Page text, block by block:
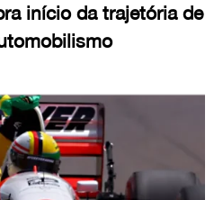
início da trajetória de